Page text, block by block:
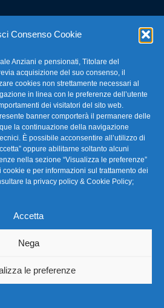
Consenso Cookie
Anziani e pensionati, Titolare del
acquisizione del suo consenso, il
cookies non strettamente necessari al
in linea con le preferenze dell’utente
dei visitatori del sito web.
banner comporterà il permanere delle
la continuazione della navigazione
È possibile acconsentire all’utilizzo di
oppure abilitarne soltanto alcuni
nella sezione “Visualizza le preferenze”
e per informazioni sul trattamento dei
la privacy policy & Cookie Policy;
Accetta
Nega
le preferenze
Frequenti
Policy
Seguici